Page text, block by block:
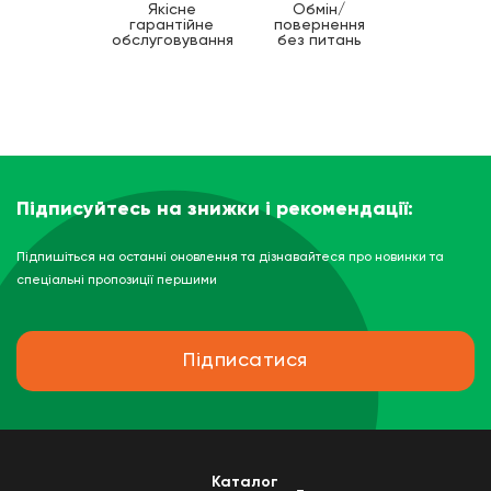
Якісне
гарантійне
обслуговування
Обмін/
повернення
без питань
Підписуйтесь на знижки і рекомендації:
Підпишіться на останні оновлення та дізнавайтеся про новинки та
спеціальні пропозиції першими
Підписатися
Каталог